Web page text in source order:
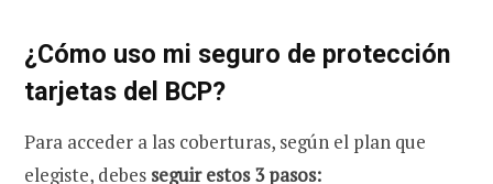
¿Cómo uso mi seguro de protección
tarjetas del BCP?
Para acceder a las coberturas, según el plan que
elegiste, debes seguir estos 3 pasos: